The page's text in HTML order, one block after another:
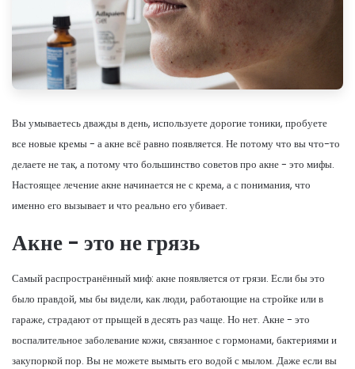
Вы умываетесь дважды в день, используете дорогие тоники, пробуете
все новые кремы - а акне всё равно появляется. Не потому что вы что-то
делаете не так, а потому что большинство советов про акне - это мифы.
Настоящее лечение акне начинается не с крема, а с понимания, что
именно его вызывает и что реально его убивает.
Акне - это не грязь
Самый распространённый миф: акне появляется от грязи. Если бы это
было правдой, мы бы видели, как люди, работающие на стройке или в
гараже, страдают от прыщей в десять раз чаще. Но нет. Акне - это
воспалительное заболевание кожи, связанное с гормонами, бактериями и
закупоркой пор. Вы не можете вымыть его водой с мылом. Даже если вы